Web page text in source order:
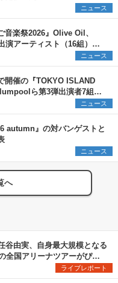
ニュース
音楽祭2026』Olive Oil、
演アーティスト（16組）を
ニュース
開催の『TOKYO ISLAND
ら第3弾出演者7組を
アート出展者を募集ニュース
autumn』の対バンゲストと
ニュース
へ
谷由実、自身最大規模となる
全国アリーナツアーがぴあ
ライブレポート